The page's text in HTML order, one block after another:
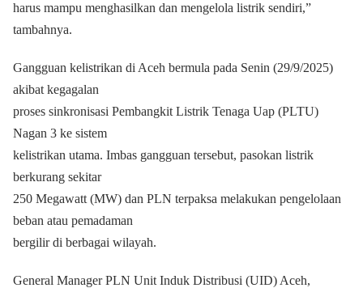
harus mampu menghasilkan dan mengelola listrik sendiri,”
tambahnya.
Gangguan kelistrikan di Aceh bermula pada Senin (29/9/2025)
akibat kegagalan
proses sinkronisasi Pembangkit Listrik Tenaga Uap (PLTU)
Nagan 3 ke sistem
kelistrikan utama. Imbas gangguan tersebut, pasokan listrik
berkurang sekitar
250 Megawatt (MW) dan PLN terpaksa melakukan pengelolaan
beban atau pemadaman
bergilir di berbagai wilayah.
General Manager PLN Unit Induk Distribusi (UID) Aceh,